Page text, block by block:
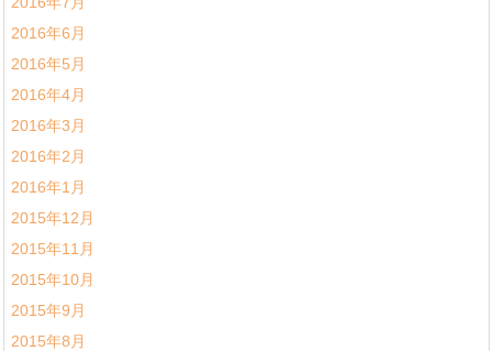
2016年6月
2016年5月
2016年4月
2016年3月
2016年2月
2016年1月
2015年12月
2015年11月
2015年10月
2015年9月
2015年8月